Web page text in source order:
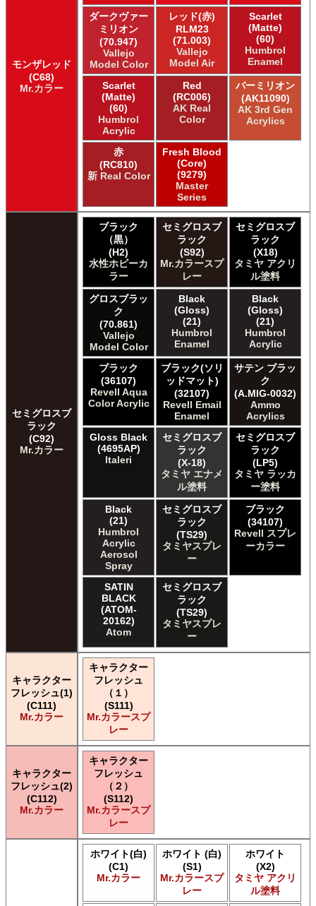
モンザレッド
(C68)
Mr.カラー
ダークヴァー
ミリオン
(70.947)
Vallejo
Model Color
レッド(赤)
RLM23
(71.003)
Vallejo
Model Air
Scarlet
(Matte)
(60)
Humbrol
Enamel
Scarlet
(Matte)
(60)
Humbrol
Acrylic
Red
(RC006)
AK Real
Color
バーミリオン
(AK11090)
AK 3rd Gen
Acrylics
赤
(RC810)
新 Real Color
Fresh Blood
(Core)
(9279)
Master
Series
セミグロスブ
ラック
(C92)
Mr.カラー
ブラック
（黒）
(H2)
水性ホビーカ
ラー
セミグロスブ
ラック
(S92)
Mr.カラースプ
レー
セミグロスブ
ラック
(X18)
タミヤ アクリ
ル塗料
グロスブラッ
ク
(70.861)
Vallejo
Model Color
Black
(Gloss)
(21)
Humbrol
Enamel
Black
(Gloss)
(21)
Humbrol
Acrylic
ブラック
(36107)
Revell Aqua
Color Acrylic
ブラック(ソリ
ッドマット)
(32107)
Revell Email
Enamel
サテン ブラッ
ク
(A.MIG-0032)
Ammo
Acrylics
Gloss Black
(4695AP)
Italeri
セミグロスブ
ラック
(X-18)
タミヤ エナメ
ル塗料
セミグロスブ
ラック
(LP5)
タミヤ ラッカ
ー塗料
Black
(21)
Humbrol
Acrylic
Aerosol
Spray
セミグロスブ
ラック
(TS29)
タミヤスプレ
ー
ブラック
(34107)
Revell スプレ
ーカラー
SATIN
BLACK
(ATOM-
20162)
Atom
セミグロスブ
ラック
(TS29)
タミヤスプレ
ー
キャラクター
フレッシュ(1)
(C111)
Mr.カラー
キャラクター
フレッシュ
（１）
(S111)
Mr.カラースプ
レー
キャラクター
フレッシュ(2)
(C112)
Mr.カラー
キャラクター
フレッシュ
（２）
(S112)
Mr.カラースプ
レー
ホワイト(白)
(C1)
Mr.カラー
ホワイト (白)
(S1)
Mr.カラースプ
レー
ホワイト
(X2)
タミヤ アクリ
ル塗料